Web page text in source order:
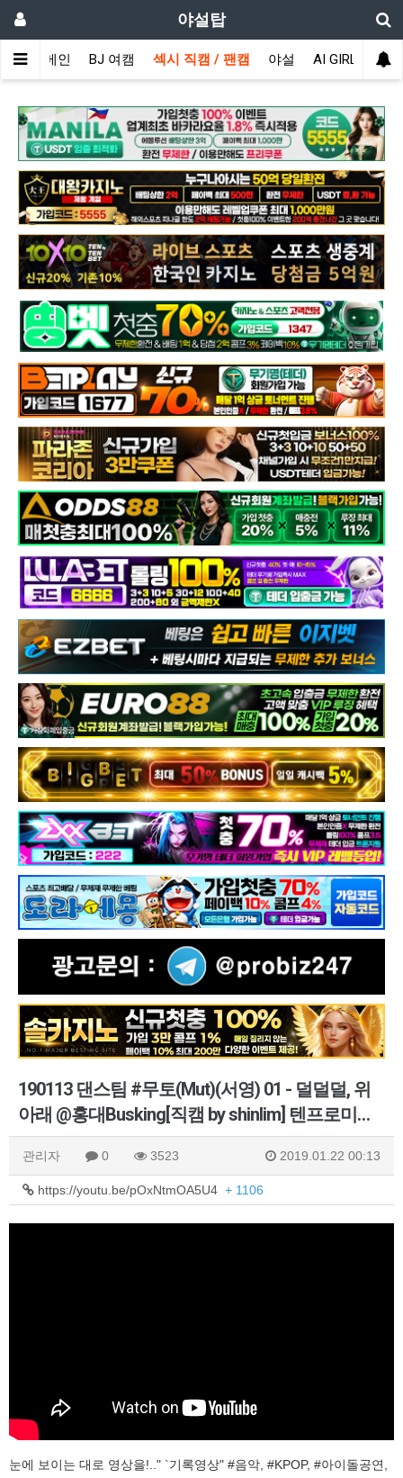
야설탑
메인 BJ 여캠 섹시 직캠 / 팬캠 야설 AI GIRL
190113 댄스팀 #무토(Mut)(서영) 01 - 덜덜덜, 위
아래 @홍대Busking[직캠 by shinlim] 텐프로미…
관리자 0 3523 2019.01.22 00:13
https://youtu.be/pOxNtmOA5U4 + 1106
눈에 보이는 대로 영상을!.." `기록영상" #음악, #KPOP, #아이돌공연,